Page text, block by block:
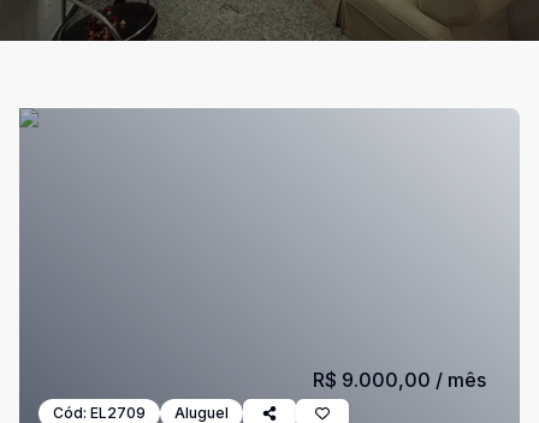
Cód: EL2709 Aluguel
R$ 9.000,00 / mês